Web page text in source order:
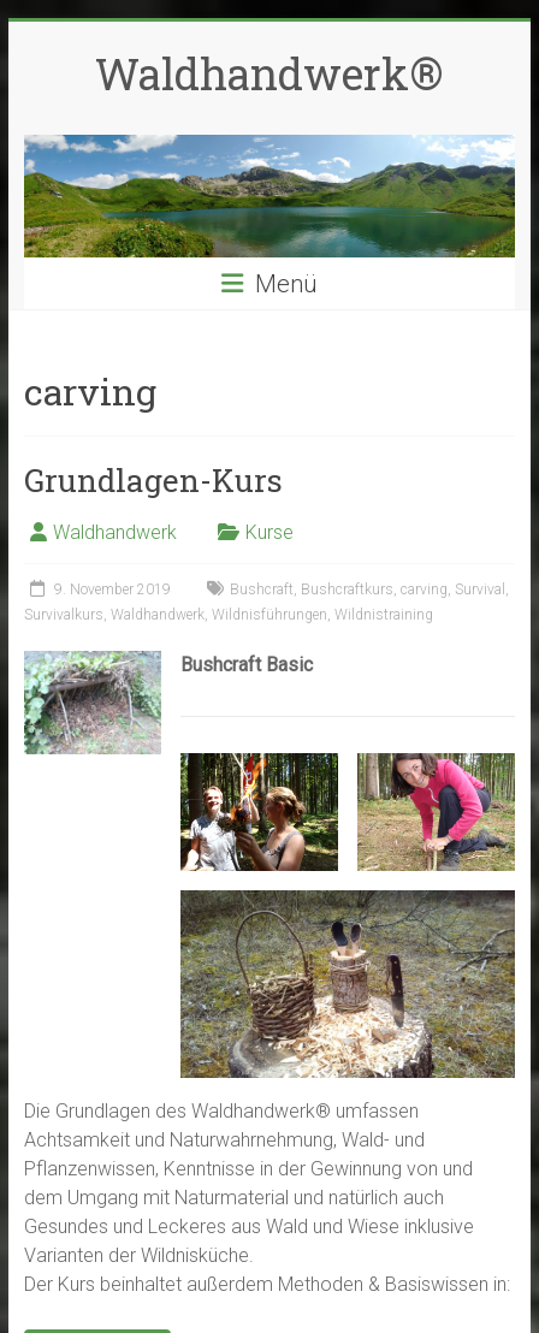
Waldhandwerk®
Menü
carving
Grundlagen-Kurs
Waldhandwerk Kurse
9. November 2019 Bushcraft, Bushcraftkurs, carving, Survival ,
Survivalkurs, Waldhandwerk, Wildnisführungen, Wildnistraining
Bushcraft Basic
Die Grundlagen des Waldhandwerk® umfassen
Achtsamkeit und Naturwahrnehmung, Wald- und
Pflanzenwissen, Kenntnisse in der Gewinnung von und
dem Umgang mit Naturmaterial und natürlich auch
Gesundes und Leckeres aus Wald und Wiese inklusive
Varianten der Wildnisküche.
Der Kurs beinhaltet außerdem Methoden & Basiswissen in: